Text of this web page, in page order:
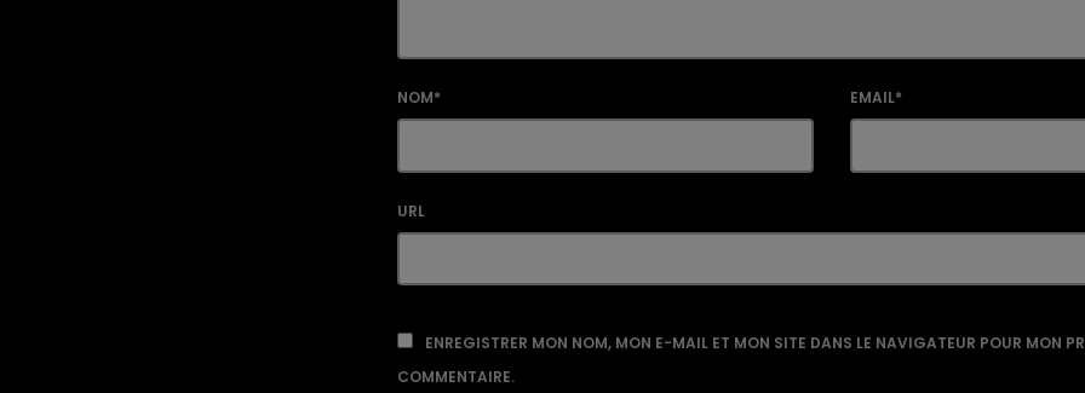
NOM* EMAIL*
URL
ENREGISTRER MON NOM, MON E-MAIL ET MON SITE DANS LE NAVIGATEUR POUR MON
COMMENTAIRE.